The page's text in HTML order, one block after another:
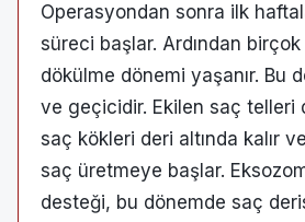
Operasyondan sonra ilk
süreci başlar. Ardından
dökülme dönemi yaşanır. Bu
ve geçicidir. Ekilen saç telleri
saç kökleri deri altında kalır
saç üretmeye başlar.
desteği, bu dönemde saç